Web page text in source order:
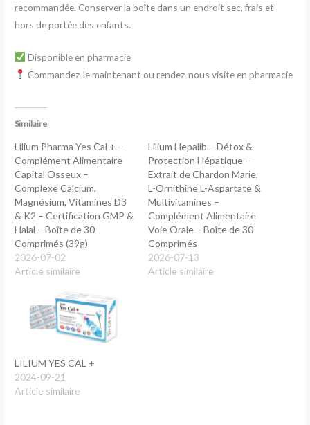
recommandée. Conserver la boîte dans un endroit sec, frais et
hors de portée des enfants.
Disponible en pharmacie
Commandez-le maintenant ou rendez-nous visite en pharmacie
Similaire
Lilium Pharma Yes Cal + –
Complément Alimentaire
Capital Osseux –
Complexe Calcium,
Magnésium, Vitamines D3
& K2 – Certification GMP &
Halal – Boîte de 30
Comprimés (39g)
2026-07-02
Article similaire
Lilium Hepalib – Détox &
Protection Hépatique –
Extrait de Chardon Marie,
L-Ornithine L-Aspartate &
Multivitamines –
Complément Alimentaire
Voie Orale – Boîte de 30
Comprimés
2026-07-13
Article similaire
LILIUM YES CAL +
2024-09-21
Article similaire